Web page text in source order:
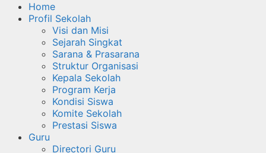
Home
Profil Sekolah
Visi dan Misi
Sejarah Singkat
Sarana & Prasarana
Struktur Organisasi
Kepala Sekolah
Program Kerja
Kondisi Siswa
Komite Sekolah
Prestasi Siswa
Guru
Directori Guru